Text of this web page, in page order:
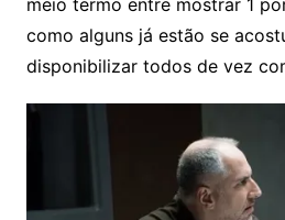
meio termo entre mostrar 1
como alguns já estão se
disponibilizar todos de vez